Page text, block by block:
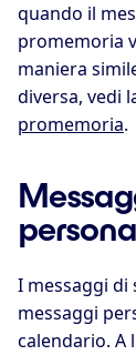
quando il
promemoria
maniera
diversa, vedi
promemoria.
I messaggi di
messaggi
calendario. A